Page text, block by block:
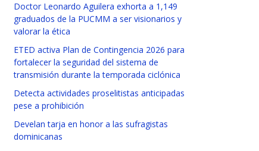
Doctor Leonardo Aguilera exhorta a 1,149
graduados de la PUCMM a ser visionarios y
valorar la ética
ETED activa Plan de Contingencia 2026 para
fortalecer la seguridad del sistema de
transmisión durante la temporada ciclónica
Detecta actividades proselitistas anticipadas
pese a prohibición
Develan tarja en honor a las sufragistas
dominicanas